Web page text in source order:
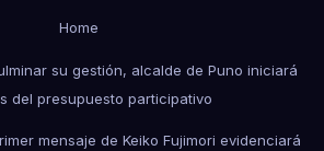
Home
su gestión, alcalde de Puno iniciará
del presupuesto participativo
mensaje de Keiko Fujimori evidenciará